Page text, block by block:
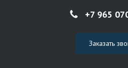
+7 965
Заказать